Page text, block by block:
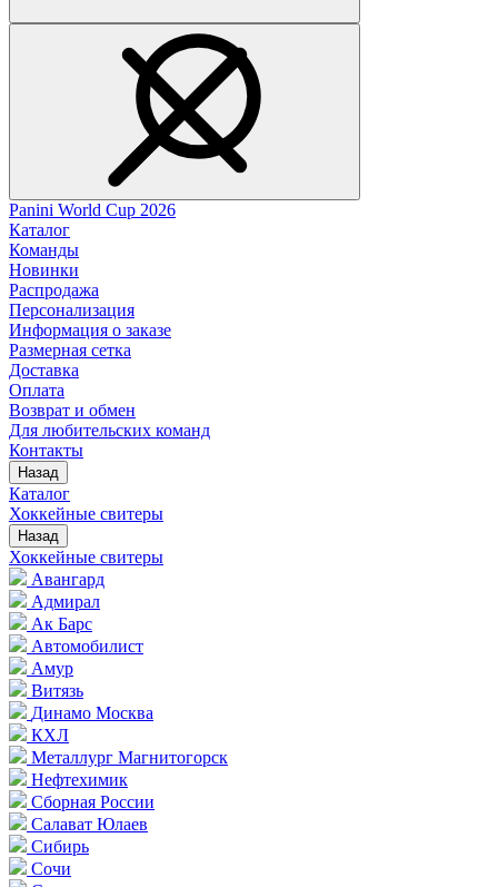
Panini World Cup 2026
Каталог
Команды
Новинки
Распродажа
Персонализация
Информация о заказе
Размерная сетка
Доставка
Оплата
Возврат и обмен
Для любительских команд
Контакты
Назад
Каталог
Хоккейные свитеры
Назад
Хоккейные свитеры
Авангард
Адмирал
Ак Барс
Автомобилист
Амур
Витязь
Динамо Москва
КХЛ
Металлург Магнитогорск
Нефтехимик
Сборная России
Салават Юлаев
Сибирь
Сочи